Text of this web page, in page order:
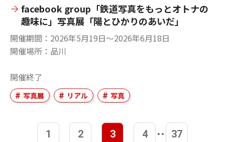
facebook group「鉄道写真をもっとオトナの
趣味に」写真展「陽とひかりのあいだ」
開催期間
2026年5月19日〜2026年6月18日
開催場所
品川
開催終了
写真展 リアル 写真
1 2 3 4 37